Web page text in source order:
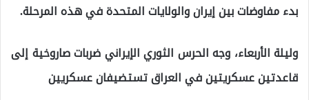
بدء مفاوضات بين إيران والولايات المتحدة في هذه المرحلة.
وليلة الأربعاء، وجه الحرس الثوري الإيراني ضربات صاروخية إلى
قاعدتين عسكريتين في العراق تستضيفان عسكريين